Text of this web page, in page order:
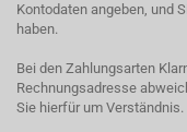
Kontodaten angeben, und
haben.
Bei den Zahlungsarten
Rechnungsadresse
Sie hierfür um Verständnis.